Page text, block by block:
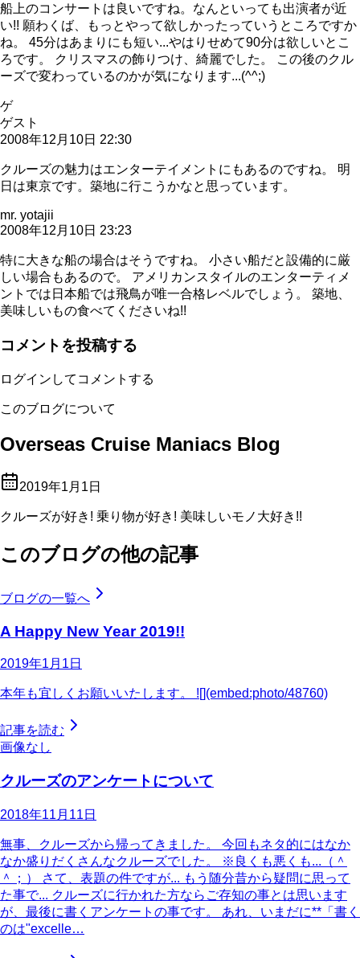
船上のコンサートは良いですね。なんといっても出演者が近
い!! 願わくば、もっとやって欲しかったっていうところですか
ね。 45分はあまりにも短い...やはりせめて90分は欲しいとこ
ろです。 クリスマスの飾りつけ、綺麗でした。 この後のクル
ーズで変わっているのかが気になります...(^^;)
ゲ
ゲスト
2008年12月10日 22:30
クルーズの魅力はエンターテイメントにもあるのですね。 明
日は東京です。築地に行こうかなと思っています。
mr. yotajii
2008年12月10日 23:23
特に大きな船の場合はそうですね。 小さい船だと設備的に厳
しい場合もあるので。 アメリカンスタイルのエンターティメ
ントでは日本船では飛鳥が唯一合格レベルでしょう。 築地、
美味しいもの食べてくださいね!!
コメントを投稿する
ログインしてコメントする
このブログについて
Overseas Cruise Maniacs Blog
2019年1月1日
クルーズが好き! 乗り物が好き! 美味しいモノ大好き!!
このブログの他の記事
ブログの一覧へ
A Happy New Year 2019!!
2019年1月1日
本年も宜しくお願いいたします。 ![](embed:photo/48760)
記事を読む
画像なし
クルーズのアンケートについて
2018年11月11日
無事、クルーズから帰ってきました。 今回もネタ的にはなか
なか盛りだくさんなクルーズでした。 ※良くも悪くも...（＾
＾；） さて、表題の件ですが... もう随分昔から疑問に思って
た事で... クルーズに行かれた方ならご存知の事とは思います
が、最後に書くアンケートの事です。 あれ、いまだに**「書く
のは"excelle…